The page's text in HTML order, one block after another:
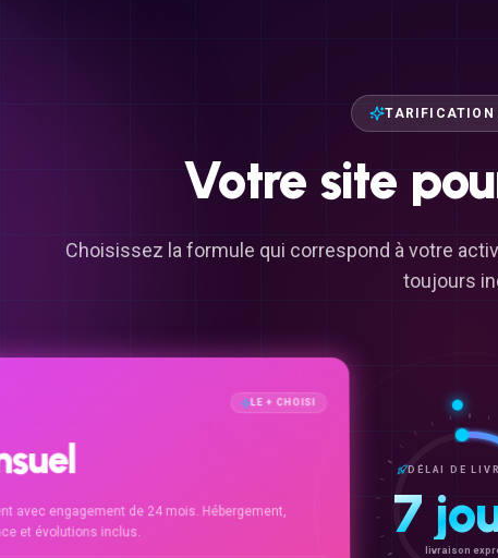
TARIFICATION
Votre site
Choisissez la formule qui correspond à votre
toujours
LE + CHOISI
avec engagement de 24 mois. Hébergement,
et évolutions inclus.
DÉLAI DE
7
livraison